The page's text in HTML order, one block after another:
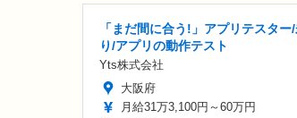
「まだ間に合う!」アプリテスタ
り/アプリの動作テスト
Yts株式会社
大阪府
月給31万3,100円～60万円